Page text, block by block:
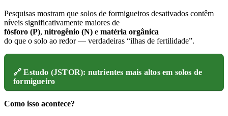
Pesquisas mostram que solos de formigueiros desativados contêm
níveis significativamente maiores de
fósforo (P), nitrogênio (N) e matéria orgânica
do que o solo ao redor — verdadeiras “ilhas de fertilidade”.
🔗 Estudo (JSTOR): nutrientes mais altos em solos de
formigueiro
Como isso acontece?